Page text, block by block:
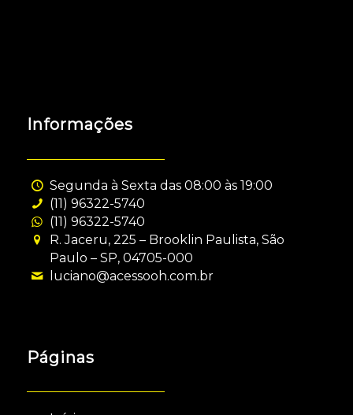
Informações
Segunda à Sexta das 08:00 às 19:00
(11) 96322-5740
(11) 96322-5740
R. Jaceru, 225 – Brooklin Paulista, São
Paulo – SP, 04705-000
luciano@acessooh.com.br
Páginas